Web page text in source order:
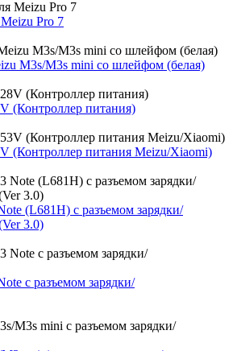
Pro 7
M3s/M3s mini со шлейфом (белая)
(Контроллер питания)
(Контроллер питания Meizu/Xiaomi)
(L681H) с разъемом зарядки/
3.0)
с разъемом зарядки/